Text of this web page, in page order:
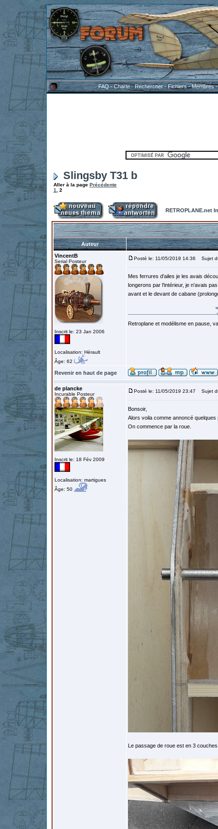
FAQ-Charte-Rechercher-Fichiers-Membres
Slingsby T31 b
Aller à la page Précédente
1
2
RETROPLANE.net
Auteur
VincentB
Serial Posteur
Inscrit le: 23 Jan 2006
Localisation: Hérault
Âge: 62
Posté le: 11/05/2019 14:36 Sujet
Mes ferrures d'ailes je les avais
longerons par l'intérieur, je n'avais
avant et le devant de cabane
Retroplane et modélisme en pause,
Revenir en haut de page
de plancke
Incurable Posteur
Inscrit le: 18 Fév 2009
Localisation: martigues
Âge: 50
Posté le: 11/05/2019 23:47 Sujet
Bonsoir,
Alors voila comme annoncé
On commence par la roue.
Le passage de roue est en 3